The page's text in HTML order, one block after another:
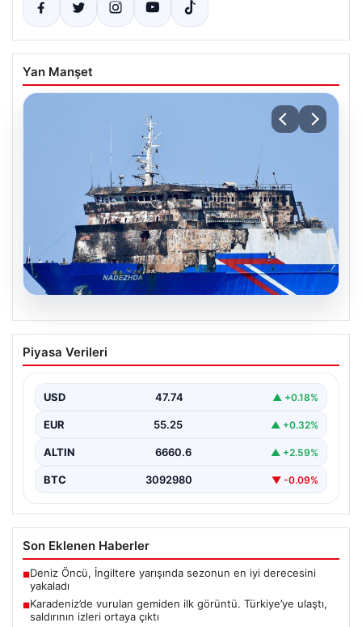
Yan Manşet
08.08.2026
Karadeniz’de vurulan gemiden ilk
görüntü. Türkiye’ye ulaştı, saldırının
{ "title": "Karadeniz'de Vurulan NADEZHDA Gemisinin İlk
gerçekleştirilen…
Piyasa Verileri
USD 47.74 ▲ +0.18%
EUR 55.25 ▲ +0.32%
ALTIN 6660.6 ▲ +2.59%
BTC 3092980 ▼ -0.09%
Son Eklenen Haberler
■Deniz Öncü, İngiltere yarışında sezonun en iyi derecesini
yakaladı
■Karadeniz’de vurulan gemiden ilk görüntü. Türkiye’ye ulaştı,
saldırının izleri ortaya çıktı